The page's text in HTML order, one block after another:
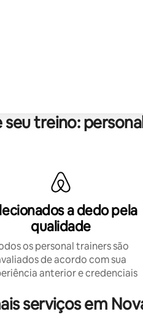
treino:
a dedo pela
qualidade
os personal trainers são
de acordo com sua
anterior e credenciais
serviços em